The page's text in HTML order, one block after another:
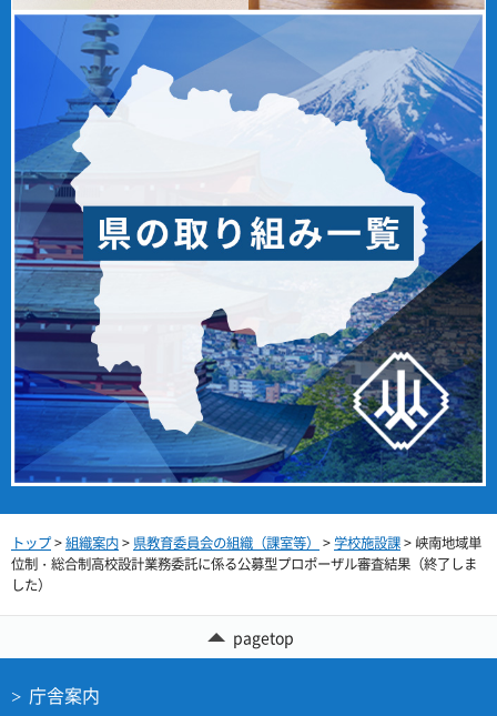
トップ>組織案内> 県教育委員会の組織（課室等） >学校施設課> 峡南地域単
位制・総合制高校設計業務委託に係る公募型プロポーザル審査結果（終了しま
した）
pagetop
庁舎案内